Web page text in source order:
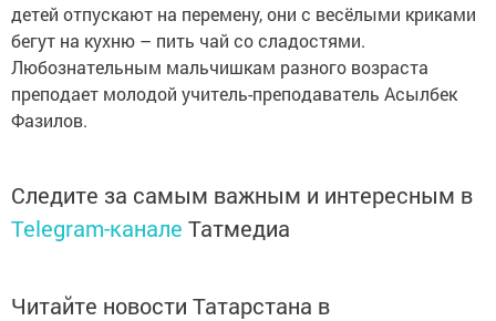
детей отпускают на перемену, они с весёлыми криками
бегут на кухню – пить чай со сладостями.
Любознательным мальчишкам разного возраста
преподает молодой учитель-преподаватель Асылбек
Фазилов.
Следите за самым важным и интересным в
Telegram-канале Татмедиа
Читайте новости Татарстана в